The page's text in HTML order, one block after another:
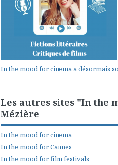
In the mood for cinema a désormais
Les autres sites "In the
Mézière
In the mood for cinema
In the mood for Cannes
In the mood for film festivals